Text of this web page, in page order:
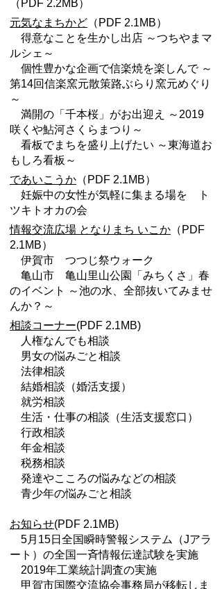
（PDF 2.2MB）
元気なまちかど （PDF 2.1MB）
得意なことを生かし出店 ～つちやまマ
ルシェ～
個性豊かな企画で信楽焼を楽しんで ～
第14回信楽窯元散策路ぶらり窯元めぐり
～
満開の「千本桜」がお出迎え ～2019
咲くや鮎河さくらまつり～
看板でまちを盛り上げたい ～東海道お
もしろ看板～
であいこうか （PDF 2.1MB）
妊娠中の女性が気軽に集まる場を ト
ツキトオカの会
情報交流広場 となりまち いこか （PDF
2.1MB）
伊賀市 つつじ祭ウォーク
亀山市 亀山里山公園「みちくさ」春
のイベント ～池の水、全部抜いてみませ
んか？～
相談コーナー(PDF 2.1MB)
人権なんでも相談
男女の悩みごと相談
法律相談
結婚相談（婚活支援）
就労相談
生活・仕事の相談（生活支援窓口）
行政相談
年金相談
税務相談
発達やこころの悩みなどの相談
青少年の悩みごと相談
お知らせ(PDF 2.1MB)
5月15日全国瞬時警報システム（Jアラ
ート）の全国一斉情報伝達試験を実施
2019年工業統計調査の実施
甲賀市国際交流協会事務局が移転しま